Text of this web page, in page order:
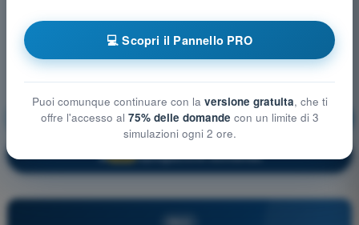
Regolamentazione Aeronautica Allenamento!
🔒 Spiegazione domanda
💻 Scopri il Pannello PRO
Puoi comunque continuare con la versione gratuita, che ti
offre l'accesso al 75% delle domande con un limite di 3
simulazioni ogni 2 ore.